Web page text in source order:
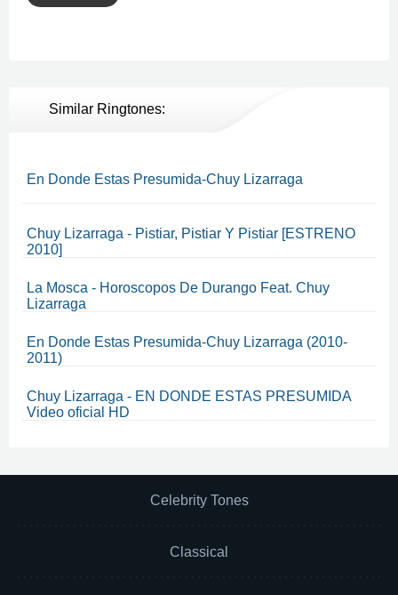
Similar Ringtones:
En Donde Estas Presumida-Chuy Lizarraga
Chuy Lizarraga - Pistiar, Pistiar Y Pistiar [ESTRENO
2010]
La Mosca - Horoscopos De Durango Feat. Chuy
Lizarraga
En Donde Estas Presumida-Chuy Lizarraga (2010-
2011)
Chuy Lizarraga - EN DONDE ESTAS PRESUMIDA
Video oficial HD
Celebrity Tones
Classical